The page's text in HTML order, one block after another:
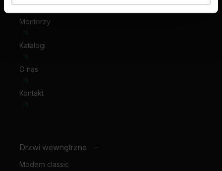
Monterzy
Katalogi
O nas
Kontakt
Drzwi wewnętrzne -
Modern classic